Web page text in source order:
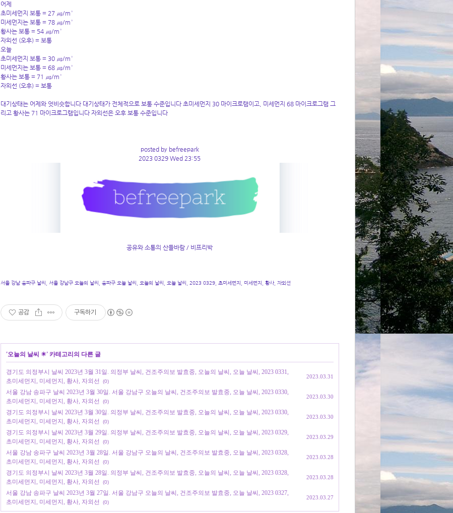
어제
초미세먼지 보통 = 27 ㎍/m³
미세먼지는 보통 = 78 ㎍/m³
황사는 보통 = 54 ㎍/m³
자외선 (오후) = 보통
오늘
초미세먼지 보통 = 30 ㎍/m³
미세먼지는 보통 = 68 ㎍/m³
황사는 보통 = 71 ㎍/m³
자외선 (오후) = 보통
대기상태는 어제와 엇비슷합니다 대기상태가 전체적으로 보통 수준입니다 초미세먼지 30 마이크로램이고, 미세먼지 68 마이크로그램 그
리고 황사는 71 마이크로그램입니다 자외선은 오후 보통 수준입니다
posted by befreepark
2023 0329 Wed 23:55
공유와 소통의 산들바람 / 비프리박
서울 강남 송파구 날씨, 서울 강남구 오늘의 날씨, 송파구 오늘 날씨, 오늘의 날씨, 오늘 날씨, 2023 0329, 초미세먼지, 미세먼지, 황사, 자외선
공감 구독하기
'오늘의 날씨 ☀' 카테고리의 다른 글
경기도 의정부시 날씨 2023년 3월 31일. 의정부 날씨, 건조주의보 발효중, 오늘의 날씨, 오늘 날씨, 2023 0331,
초미세먼지, 미세먼지, 황사, 자외선
(0)
2023.03.31
서울 강남 송파구 날씨 2023년 3월 30일. 서울 강남구 오늘의 날씨, 건조주의보 발효중, 오늘 날씨, 2023 0330,
초미세먼지, 미세먼지, 황사, 자외선
(0)
2023.03.30
경기도 의정부시 날씨 2023년 3월 30일. 의정부 날씨, 건조주의보 발효중, 오늘의 날씨, 오늘 날씨, 2023 0330,
초미세먼지, 미세먼지, 황사, 자외선
(0)
2023.03.30
경기도 의정부시 날씨 2023년 3월 29일. 의정부 날씨, 건조주의보 발효중, 오늘의 날씨, 오늘 날씨, 2023 0329,
초미세먼지, 미세먼지, 황사, 자외선
(0)
2023.03.29
서울 강남 송파구 날씨 2023년 3월 28일. 서울 강남구 오늘의 날씨, 건조주의보 발효중, 오늘 날씨, 2023 0328,
초미세먼지, 미세먼지, 황사, 자외선
(0)
2023.03.28
경기도 의정부시 날씨 2023년 3월 28일. 의정부 날씨, 건조주의보 발효중, 오늘의 날씨, 오늘 날씨, 2023 0328,
초미세먼지, 미세먼지, 황사, 자외선
(0)
2023.03.28
서울 강남 송파구 날씨 2023년 3월 27일. 서울 강남구 오늘의 날씨, 건조주의보 발효중, 오늘 날씨, 2023 0327,
초미세먼지, 미세먼지, 황사, 자외선
(0)
2023.03.27